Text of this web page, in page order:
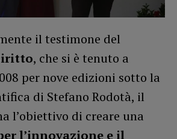
il testimone del
, che si è tenuto a
per nove edizioni sotto la
di Stefano Rodotà, il
l’obiettivo di creare una
l’innovazione e il